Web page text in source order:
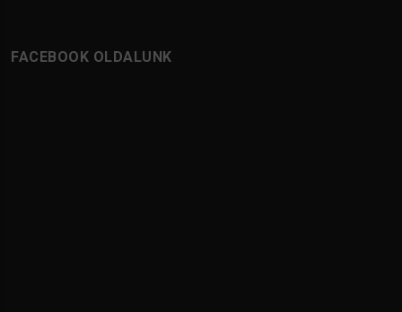
FACEBOOK OLDALUNK